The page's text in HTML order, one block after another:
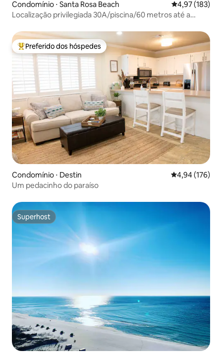
Condomínio ⋅ Santa Rosa Beach 4,97 de uma
4,97 (183)
Localização privilegiada 30A/piscina/60 metros até a
Entre os melhores preferidos dos hóspedes
Preferido dos hóspedes
Condomínio ⋅ Destin 4,94 de uma
4,94 (176)
Um pedacinho do paraíso
Superhost
Superhost